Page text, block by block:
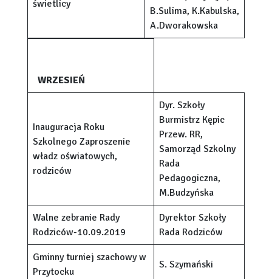
świetlicy
B.Sulima, K.Kabulska,
A.Dworakowska
WRZESIEŃ
Inauguracja Roku
Szkolnego Zaproszenie
władz oświatowych,
rodziców
Dyr. Szkoły
Burmistrz Kępic
Przew. RR,
Samorząd Szkolny
Rada
Pedagogiczna,
M.Budzyńska
Walne zebranie Rady
Rodziców-10.09.2019
Dyrektor Szkoły
Rada Rodziców
Gminny turniej szachowy w
Przytocku
S. Szymański